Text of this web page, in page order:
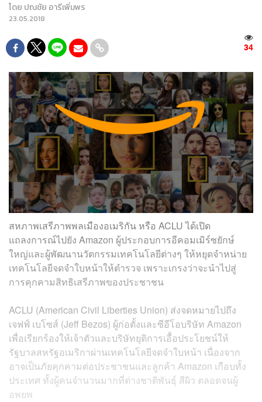
โดย ปณชัย อารีเพิ่มพร
23.05.2018
34
สหภาพเสรีภาพพลเมืองอเมริกัน หรือ ACLU ได้เปิด
แถลงการณ์ไปยัง Amazon ผู้ประกอบการอีคอมเมิร์ซยักษ์
ใหญ่และผู้พัฒนานวัตกรรมเทคโนโลยีต่างๆ ให้หยุดจำหน่าย
เทคโนโลยีจดจำใบหน้าให้ตำรวจ เพราะเกรงว่าจะนำไปสู่
การคุกคามสิทธิเสรีภาพของประชาชน
ACLU (American Civil Liberties Union) ส่งจดหมายไปถึง
เจฟฟ์ เบโซส์ (Jeff Bezos) ผู้ก่อตั้งและซีอีโอบริษัท Amazon
เพื่อเรียกร้องให้เจ้าตัวและบริษัทยุติการเอื้อประโยชน์ให้
รัฐบาลสหรัฐอเมริกาผ่านเทคโนโลยีจดจำใบหน้า เนื่องจาก
อาจเป็นภัยคุกคามต่อประชาชนและลูกค้า Amazon เกือบทั้ง
ประเทศ ทั้งผู้คนจำนวนมากที่ต่างชาติพันธ์ุ สีผิว ตลอดจนผู้
อพยพ